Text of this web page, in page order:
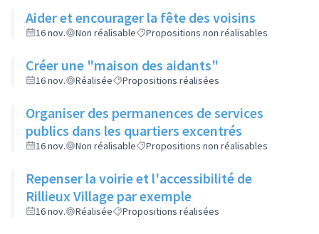
Aider et encourager la fête des voisins
16 nov. Non réalisable Propositions non réalisables
Créer une "maison des aidants"
16 nov. Réalisée Propositions réalisées
Organiser des permanences de services
publics dans les quartiers excentrés
16 nov. Non réalisable Propositions non réalisables
Repenser la voirie et l'accessibilité de
Rillieux Village par exemple
16 nov. Réalisée Propositions réalisées